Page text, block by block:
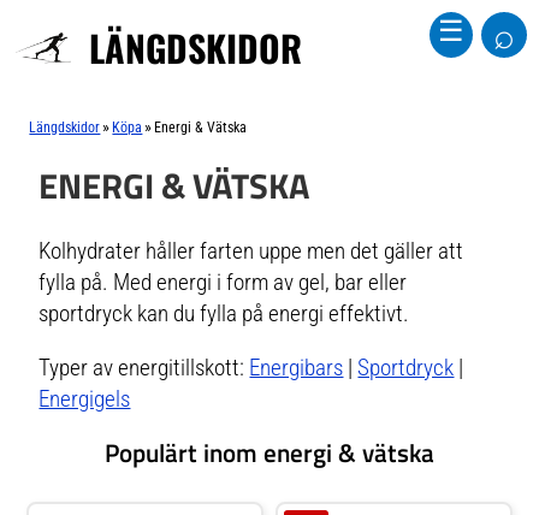
LÄNGDSKIDOR ☰ ⌕
Längdskidor » Köpa » Energi & Vätska
ENERGI & VÄTSKA
Kolhydrater håller farten uppe men det gäller att
fylla på. Med energi i form av gel, bar eller
sportdryck kan du fylla på energi effektivt.
Typer av energitillskott: Energibars |Sportdryck |
Energigels
Populärt inom energi & vätska